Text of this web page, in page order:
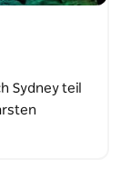
Sydney teil